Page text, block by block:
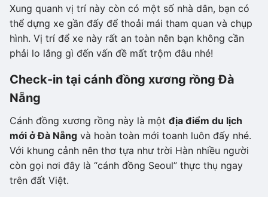
Xung quanh vị trí này còn có một số nhà dân, bạn có
thể dựng xe gần đấy để thoải mái tham quan và chụp
hình. Vị trí để xe này rất an toàn nên bạn không cần
phải lo lắng gì đến vấn đề mất trộm đâu nhé!
Check-in tại cánh đồng xương rồng Đà
Nẵng
Cánh đồng xương rồng này là một địa điểm du lịch
mới ở Đà Nẵng và hoàn toàn mới toanh luôn đấy nhé.
Với khung cảnh nên thơ tựa như trời Hàn nhiều người
còn gọi nơi đây là “cánh đồng Seoul” thực thụ ngay
trên đất Việt.